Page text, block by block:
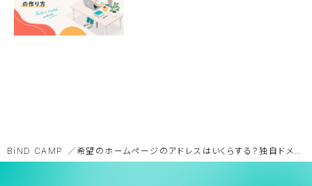
BiND CAMP 希望のホームページのアドレスはいくらする？独自ドメイン取得手順を理解しよう！